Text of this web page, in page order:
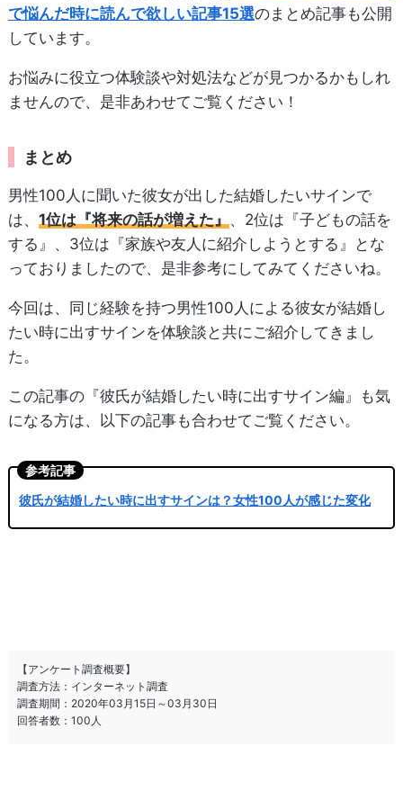
で悩んだ時に読んで欲しい記事15選のまとめ記事も公開
しています。
お悩みに役立つ体験談や対処法などが見つかるかもしれ
ませんので、是非あわせてご覧ください！
まとめ
男性100人に聞いた彼女が出した結婚したいサインで
は、 1位は『将来の話が増えた』、2位は『子どもの話を
する』、3位は『家族や友人に紹介しようとする』とな
っておりましたので、是非参考にしてみてくださいね。
今回は、同じ経験を持つ男性100人による彼女が結婚し
たい時に出すサインを体験談と共にご紹介してきまし
た。
この記事の『彼氏が結婚したい時に出すサイン編』も気
になる方は、以下の記事も合わせてご覧ください。
【アンケート調査概要】
調査方法：インターネット調査
調査期間：2020年03月15日～03月30日
回答者数：100人